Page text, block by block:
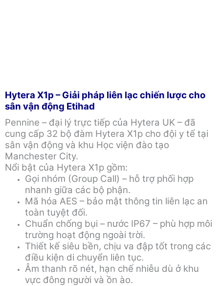
Hytera X1p – Giải pháp liên lạc chiến lược cho
sân vận động Etihad
Pennine – đại lý trực tiếp của Hytera UK – đã
cung cấp 32 bộ đàm Hytera X1p cho đội y tế tại
sân vận động và khu Học viện đào tạo
Manchester City.
Nổi bật của Hytera X1p gồm:
Gọi nhóm (Group Call) – hỗ trợ phối hợp
nhanh giữa các bộ phận.
Mã hóa AES – bảo mật thông tin liên lạc an
toàn tuyệt đối.
Chuẩn chống bụi – nước IP67 – phù hợp môi
trường hoạt động ngoài trời.
Thiết kế siêu bền, chịu va đập tốt trong các
điều kiện di chuyển liên tục.
Âm thanh rõ nét, hạn chế nhiễu dù ở khu
vực đông người và ồn ào.